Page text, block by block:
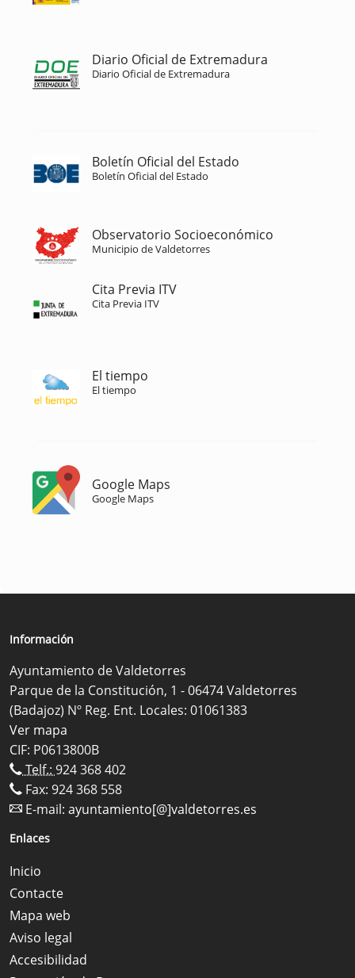
Diario Oficial de Extremadura
Diario Oficial de Extremadura
Boletín Oficial del Estado
Boletín Oficial del Estado
Observatorio Socioeconómico
Municipio de Valdetorres
Cita Previa ITV
Cita Previa ITV
El tiempo
El tiempo
Google Maps
Google Maps
Información
Ayuntamiento de Valdetorres
Parque de la Constitución, 1 - 06474 Valdetorres
(Badajoz) Nº Reg. Ent. Locales: 01061383
Ver mapa
CIF: P0613800B
Telf.: 924 368 402
Fax: 924 368 558
E-mail: ayuntamiento[@]valdetorres.es
Enlaces
Inicio
Contacte
Mapa web
Aviso legal
Accesibilidad